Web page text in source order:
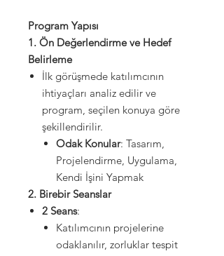
Program Yapısı
1. Ön Değerlendirme ve Hedef
Belirleme
İlk görüşmede katılımcının
ihtiyaçları analiz edilir ve
program, seçilen konuya göre
şekillendirilir.
Odak Konular: Tasarım,
Projelendirme, Uygulama,
Kendi İşini Yapmak
2. Birebir Seanslar
2 Seans:
Katılımcının projelerine
odaklanılır, zorluklar tespit